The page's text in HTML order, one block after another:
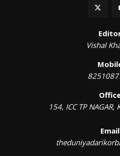
Vishal
154, ICC TP
Email